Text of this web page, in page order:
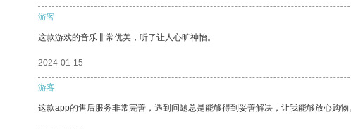
游客
这款游戏的音乐非常优美，听了让人心旷神怡。
2024-01-15
游客
这款app的售后服务非常完善，遇到问题总是能够得到妥善解决，让我能够放心购物